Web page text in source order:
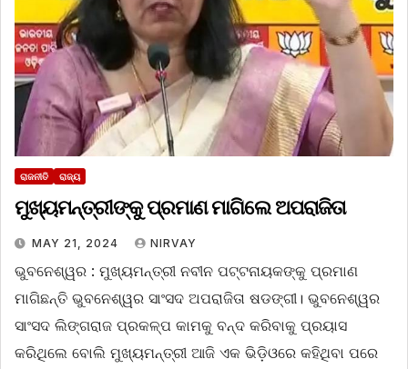
ରାଜନୀତି ରାଜ୍ୟ
ମୁଖ୍ୟମନ୍ତ୍ରୀଙ୍କୁ ପ୍ରମାଣ ମାଗିଲେ ଅପରାଜିତା
MAY 21, 2024 NIRVAY
ଭୁବନେଶ୍ୱର : ମୁଖ୍ୟମନ୍ତ୍ରୀ ନବୀନ ପଟ୍ଟନାୟକଙ୍କୁ ପ୍ରମାଣ
ମାଗିଛନ୍ତି ଭୁବନେଶ୍ୱର ସାଂସଦ ଅପରାଜିତା ଷଡଙ୍ଗୀ। ଭୁବନେଶ୍ୱର
ସାଂସଦ ଲିଙ୍ଗରାଜ ପ୍ରକଳ୍ପ କାମକୁ ବନ୍ଦ କରିବାକୁ ପ୍ରୟାସ
କରିଥିଲେ ବୋଲି ମୁଖ୍ୟମନ୍ତ୍ରୀ ଆଜି ଏକ ଭିଡ଼ିଓରେ କହିଥିବା ପରେ